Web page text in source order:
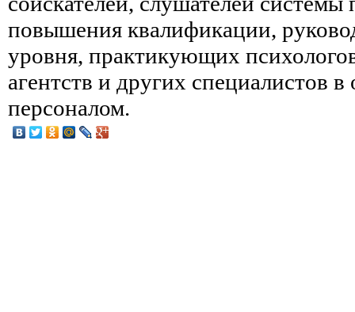
повышения квалификации,
уровня, практикующих
агентств и других специалистов
персоналом.